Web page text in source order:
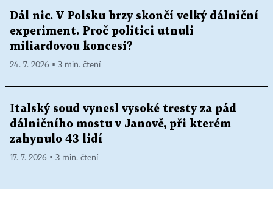
Dál nic. V Polsku brzy skončí velký dálniční
experiment. Proč politici utnuli
miliardovou koncesi?
24. 7. 2026 ▪ 3 min. čtení
Italský soud vynesl vysoké tresty za pád
dálničního mostu v Janově, při kterém
zahynulo 43 lidí
17. 7. 2026 ▪ 3 min. čtení